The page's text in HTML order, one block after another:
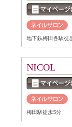
地下鉄梅田各駅徒
NICOL
梅田駅徒歩5分